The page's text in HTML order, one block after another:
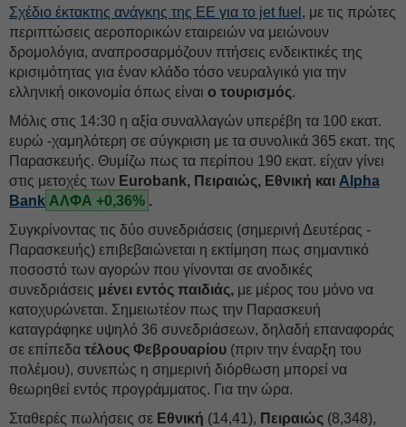
Σχέδιο έκτακτης ανάγκης της ΕΕ για το jet fuel , με τις πρώτες
περιπτώσεις αεροπορικών εταιρειών να μειώνουν
δρομολόγια, αναπροσαρμόζουν πτήσεις ενδεικτικές της
κρισιμότητας για έναν κλάδο τόσο νευραλγικό για την
ελληνική οικονομία όπως είναι ο τουρισμός.
Μόλις στις 14:30 η αξία συναλλαγών υπερέβη τα 100 εκατ.
ευρώ -χαμηλότερη σε σύγκριση με τα συνολικά 365 εκατ. της
Παρασκευής. Θυμίζω πως τα περίπου 190 εκατ. είχαν γίνει
στις μετοχές των Eurobank, Πειραιώς, Εθνική και Alpha
Bank ΑΛΦΑ +0,36% .
Συγκρίνοντας τις δύο συνεδριάσεις (σημερινή Δευτέρας -
Παρασκευής) επιβεβαιώνεται η εκτίμηση πως σημαντικό
ποσοστό των αγορών που γίνονται σε ανοδικές
συνεδριάσεις μένει εντός παιδιάς, με μέρος του μόνο να
κατοχυρώνεται. Σημειωτέον πως την Παρασκευή
καταγράφηκε υψηλό 36 συνεδριάσεων, δηλαδή επαναφοράς
σε επίπεδα τέλους Φεβρουαρίου (πριν την έναρξη του
πολέμου), συνεπώς η σημερινή διόρθωση μπορεί να
θεωρηθεί εντός προγράμματος. Για την ώρα.
Σταθερές πωλήσεις σε Εθνική (14,41), Πειραιώς (8,348),